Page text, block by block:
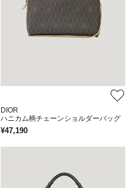
DIOR
ハニカム柄チェーンショルダーバッグ
¥47,190